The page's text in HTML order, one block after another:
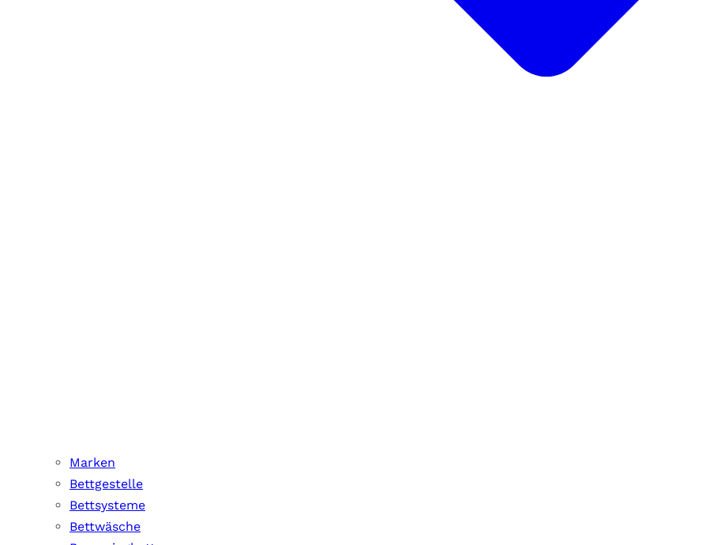
Marken
Bettgestelle
Bettsysteme
Bettwäsche